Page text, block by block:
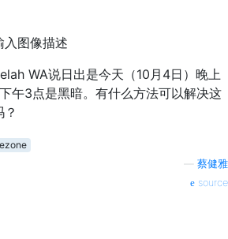
WA说日出是今天（10月4日）晚上
午3点是黑暗。有什么方法可以解决这
蔡健雅
source